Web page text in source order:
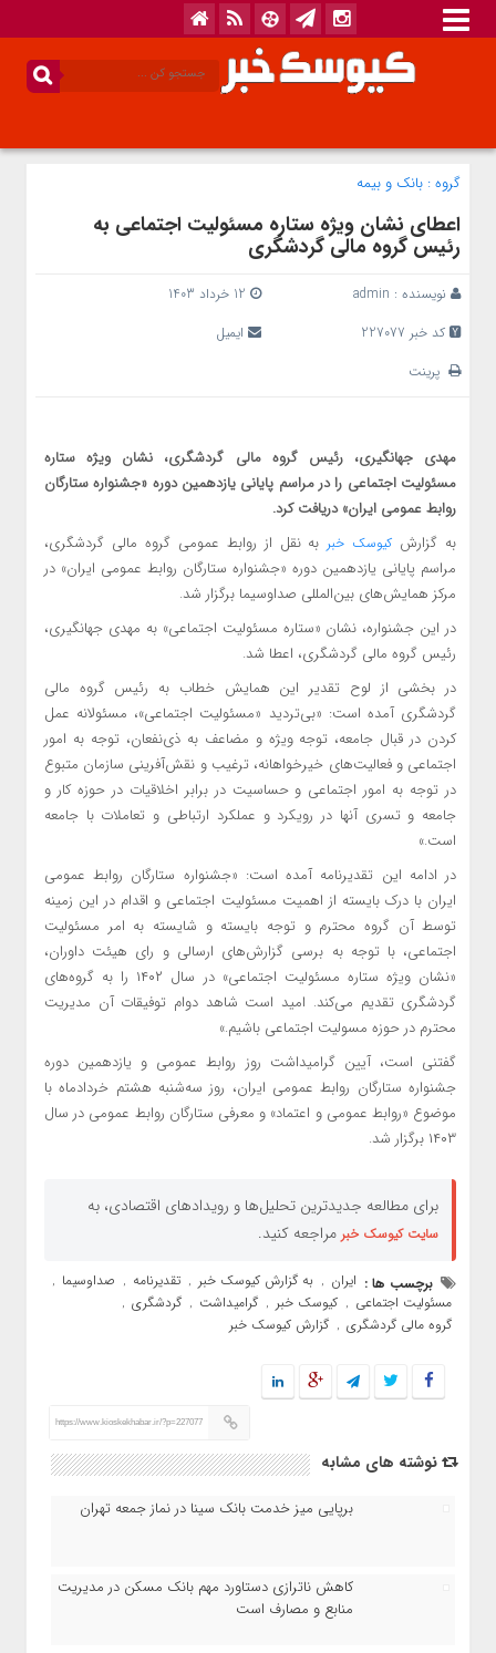
گروه : بانک‌ و بیمه
اعطای نشان ویژه ستاره مسئولیت اجتماعی به
رئیس گروه مالی گردشگری
نویسنده : admin
کد خبر 227077
ایمیل
پرینت
مهدی جهانگیری، رئیس گروه مالی گردشگری، نشان ویژه ستاره
مسئولیت اجتماعی را در مراسم پایانی یازدهمین دوره «جشنواره ستارگان
روابط‌ عمومی ایران» دریافت کرد.
به گزارش کیوسک خبر به نقل از روابط عمومی گروه مالی گردشگری،
مراسم پایانی یازدهمین دوره «جشنواره ستارگان روابط‌ عمومی ایران» در
مرکز همایش‌های بین‌المللی صداوسیما برگزار شد.
در این جشنواره، نشان «ستاره مسئولیت اجتماعی» به مهدی جهانگیری،
رئیس گروه مالی گردشگری، اعطا شد.
در بخشی از لوح تقدیر این همایش خطاب به رئیس گروه مالی
گردشگری آمده است: «بی‌تردید «مسئولیت اجتماعی»، مسئولانه عمل
کردن در قبال جامعه، توجه ویژه و مضاعف به ذی‌نفعان، توجه به امور
اجتماعی و فعالیت‌های خیرخواهانه، ترغیب و نقش‌آفرینی سازمان متبوع
در توجه به امور اجتماعی و حساسیت در برابر اخلاقیات در حوزه کار و
جامعه و تسری آنها در رویکرد و عملکرد ارتباطی و تعاملات با جامعه
است.»
در ادامه این تقدیرنامه آمده است: «جشنواره ستارگان روابط عمومی
ایران با درک بایسته از اهمیت مسئولیت اجتماعی و اقدام در این زمینه
توسط آن گروه محترم و توجه بایسته و شایسته به امر مسئولیت
اجتماعی، با توجه به برسی گزارش‌های ارسالی و رای هیئت داوران،
«نشان ویژه ستاره مسئولیت اجتماعی» در سال ۱۴۰۲ را به گروه‌های
گردشگری تقدیم می‌کند. امید است شاهد دوام توفیقات آن مدیریت
محترم در حوزه مسولیت اجتماعی باشیم.»
گفتنی است، آیین گرامیداشت روز روابط عمومی و یازدهمین دوره
جشنواره ستارگان روابط عمومی ایران، روز سه‌شنبه هشتم خردادماه با
موضوع «روابط عمومی و اعتماد» و معرفی ستارگان روابط عمومی در سال
۱۴۰۳ برگزار شد.
برای مطالعه جدیدترین تحلیل‌ها و رویدادهای اقتصادی، به
سایت کیوسک خبر مراجعه کنید.
برچسب ها : ایران , به گزارش کیوسک خبر , تقدیرنامه , صداوسیما ,
مسئولیت اجتماعی , کیوسک خبر , گرامیداشت , گردشگری ,
گروه مالی گردشگری , گزارش کیوسک خبر
https://www.kioskekhabar.ir/?p=227077
نوشته های مشابه
برپایی میز خدمت بانک سینا در نماز جمعه تهران
کاهش ناترازی دستاورد مهم بانک مسکن در مدیریت
منابع و مصارف است